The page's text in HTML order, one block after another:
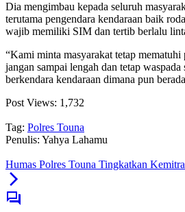
Dia mengimbau kepada seluruh
terutama pengendara kendaraan baik
wajib memiliki SIM dan tertib berlalu
“Kami minta masyarakat tetap mematuhi
jangan sampai lengah dan tetap
berkendara kendaraan dimana pun
Post Views: 1,732
Tag: Polres Touna
Penulis: Yahya Lahamu
Humas Polres Touna Tingkatkan